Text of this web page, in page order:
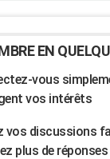
EN
vous
vos intérêts
vos discussions
plus de réponses